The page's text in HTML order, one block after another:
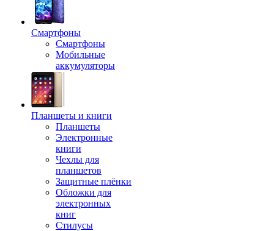
Смартфоны
Смартфоны
Мобильные
аккумуляторы
Планшеты и книги
Планшеты
Электронные
книги
Чехлы для
планшетов
Защитные плёнки
Обложки для
электронных
книг
Стилусы